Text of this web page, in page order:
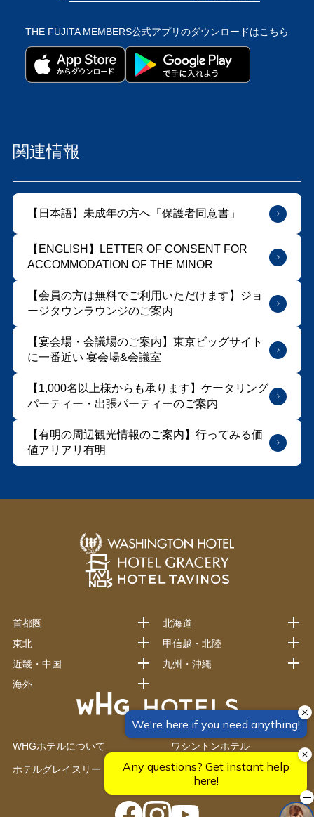
THE FUJITA MEMBERS公式アプリのダウンロードはこちら
関連情報
【日本語】未成年の方へ「保護者同意書」
【ENGLISH】LETTER OF CONSENT FOR
ACCOMMODATION OF THE MINOR
【会員の方は無料でご利用いただけます】ジョ
ージタウンラウンジのご案内
【宴会場・会議場のご案内】東京ビッグサイト
に⼀番近い 宴会場&会議室
【1,000名以上様からも承ります】ケータリング
パーティー・出張パーティーのご案内
【有明の周辺観光情報のご案内】行ってみる価
値アリアリ有明
WHGホテルについて ワシントンホテル
ホテルグレイスリー 藤田観光グループ施設一覧
首都圏
北海道
東北
甲信越・北陸
近畿・中国
九州・沖縄
海外